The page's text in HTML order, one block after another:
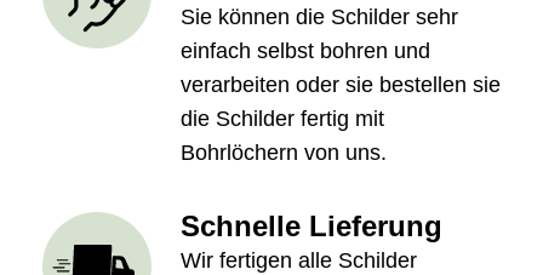
Sie können die Schilder sehr
einfach selbst bohren und
verarbeiten oder sie bestellen sie
die Schilder fertig mit
Bohrlöchern von uns.
Schnelle Lieferung
Wir fertigen alle Schilder